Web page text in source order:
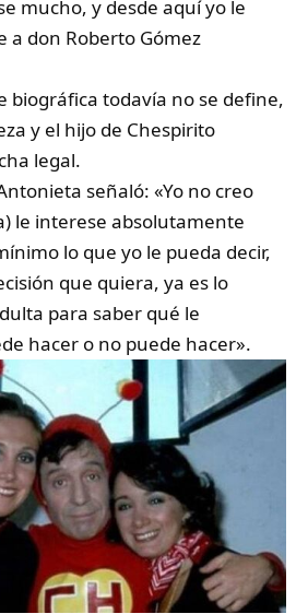
mucho, y desde aquí yo le
a don Roberto Gómez
biográfica todavía no se define,
y el hijo de Chespirito
legal.
señaló: «Yo no creo
le interese absolutamente
lo que yo le pueda decir,
que quiera, ya es lo
para saber qué le
hacer o no puede hacer».